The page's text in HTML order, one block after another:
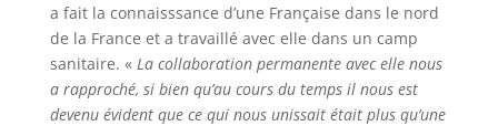
a fait la connaisssance d’une Française dans le nord
de la France et a travaillé avec elle dans un camp
sanitaire. « La collaboration permanente avec elle nous
a rapproché, si bien qu’au cours du temps il nous est
devenu évident que ce qui nous unissait était plus qu’une